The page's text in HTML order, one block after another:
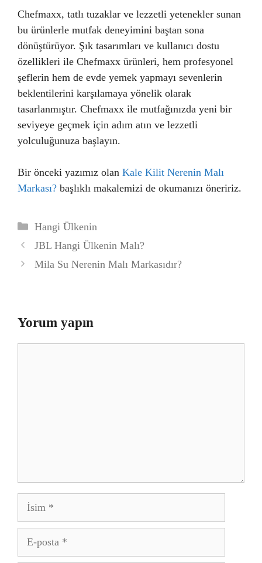
Chefmaxx, tatlı tuzaklar ve lezzetli yetenekler sunan
bu ürünlerle mutfak deneyimini baştan sona
dönüştürüyor. Şık tasarımları ve kullanıcı dostu
özellikleri ile Chefmaxx ürünleri, hem profesyonel
şeflerin hem de evde yemek yapmayı sevenlerin
beklentilerini karşılamaya yönelik olarak
tasarlanmıştır. Chefmaxx ile mutfağınızda yeni bir
seviyeye geçmek için adım atın ve lezzetli
yolculuğunuza başlayın.
Bir önceki yazımız olan Kale Kilit Nerenin Malı
Markası? başlıklı makalemizi de okumanızı öneririz.
Kategoriler
Hangi Ülkenin
JBL Hangi Ülkenin Malı?
Mila Su Nerenin Malı Markasıdır?
Yorum yapın
İsim
posta